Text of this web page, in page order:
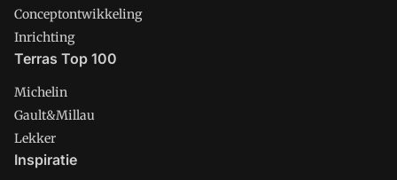
Conceptontwikkeling
Inrichting
Terras Top 100
Michelin
Gault&Millau
Lekker
Inspiratie